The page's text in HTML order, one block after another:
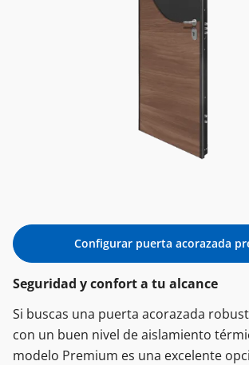
Configurar puerta acorazada
Seguridad y confort a tu alcance
Si buscas una puerta acorazada
con un buen nivel de aislamiento
modelo Premium es una excelente